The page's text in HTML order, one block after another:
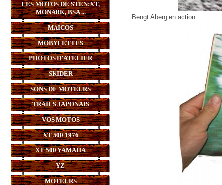
LES MOTOS DE STEN:XT,
MONARK, BSA ...
MAICOS
MOBYLETTES
PHOTOS D’ATELIER
SKIDER
SONS DE MOTEURS
TRAILS JAPONAIS
VOS MOTOS
XT 500 1976
XT 500 YAMAHA
YZ
MOTEURS
Bengt Aberg en action